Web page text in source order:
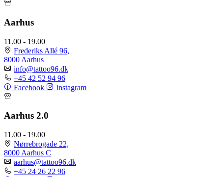
Aarhus
11.00 - 19.00
Frederiks Allé 96,
8000 Aarhus
info@tattoo96.dk
+45 42 52 94 96
Facebook
Instagram
Aarhus 2.0
11.00 - 19.00
Nørrebrogade 22,
8000 Aarhus C
aarhus@tattoo96.dk
+45 24 26 22 96